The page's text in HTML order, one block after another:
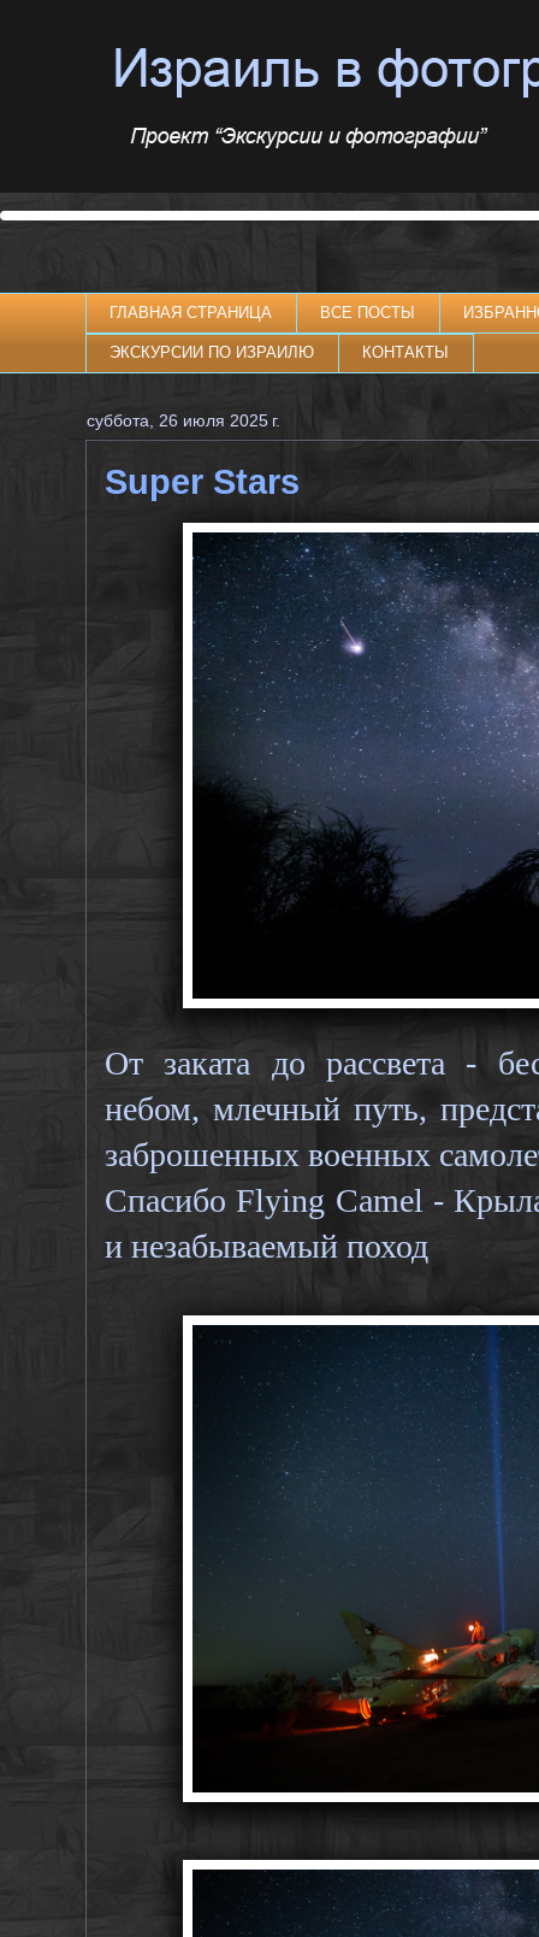
ГЛАВНАЯ СТРАНИЦА ВСЕ ПОСТЫ
ЭКСКУРСИИ ПО ИЗРАИЛЮ КОНТАКТЫ
суббота, 26 июля 2025 г.
Super Stars
От заката до рассвета -
небом, млечный путь,
заброшенных военных
Спасибо Flying Camel -
и незабываемый поход